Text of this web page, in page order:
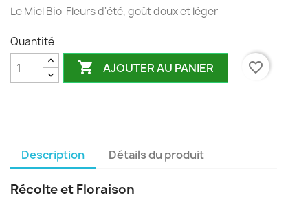
Le Miel Bio Fleurs d'été, goût doux et léger
Quantité
 AJOUTER AU PANIER favorite_border
Description Détails du produit
Récolte et Floraison